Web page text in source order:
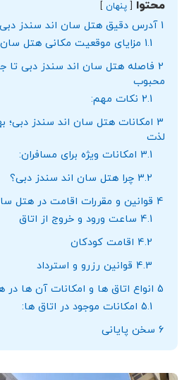
محتوا پنهان
1 آدرس دقیق هتل سان اند سندز دبی
1.1 مزایای موقعیت مکانی هتل
2 فاصله هتل سان اند سندز دبی تا
محبوب
2.1 نکات مهم:
3 امکانات هتل سان اند سندز دبی؛
لذت
3.1 امکانات ویژه برای مسافران:
3.2 چرا هتل سان اند سندز دبی؟
4 قوانین و مقررات اقامت در هتل
4.1 ساعت ورود و خروج از اتاق
4.2 اقامت کودکان
4.3 قوانین رزرو و استرداد
5 انواع اتاق‌ ها و امکانات آن ‌ها
5.1 امکانات موجود در اتاق‌ ها:
6 سخن پایانی